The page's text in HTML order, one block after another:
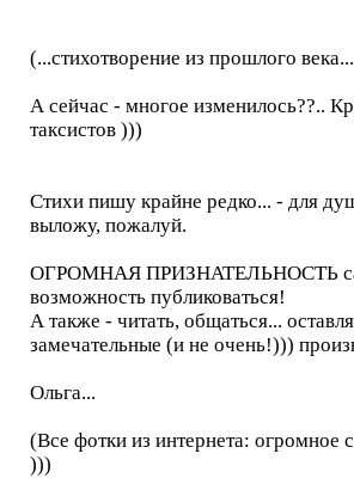
(...стихотворение из прошлого века...
А сейчас - многое изменилось??..
таксистов )))
Стихи пишу крайне редко... - для
выложу, пожалуй.
ОГРОМНАЯ ПРИЗНАТЕЛЬНОСТЬ
возможность публиковаться!
А также - читать, общаться...
замечательные (и не очень!)))
Ольга...
(Все фотки из интернета: огромное
)))